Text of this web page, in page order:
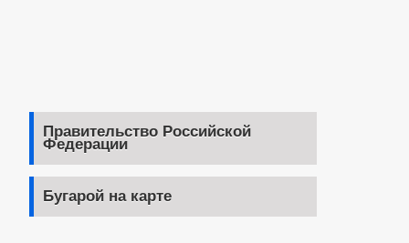
Правительство Российской
Федерации
Бугарой на карте